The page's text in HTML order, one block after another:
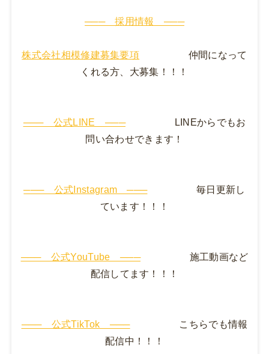
─── 採用情報 ───
株式会社相模修建募集要項 仲間になって
くれる方、大募集！！！
─── 公式LINE ───LINEからでもお
問い合わせできます！
─── 公式Instagram ───毎日更新し
ています！！！
─── 公式YouTube ───施工動画など
配信してます！！！
─── 公式TikTok ───こちらでも情報
配信中！！！